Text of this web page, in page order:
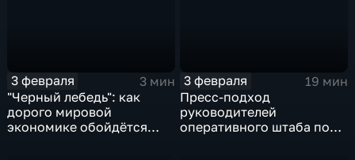
3 февраля
3 мин
"Черный лебедь": как
дорого мировой
экономике обойдётся
3 февраля
19 мин
Пресс-подход
руководителей
оперативного штаба по